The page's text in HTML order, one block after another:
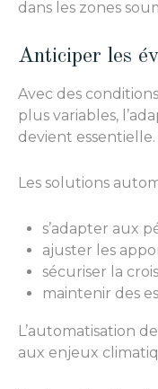
dans les zones
Anticiper les
Avec des
plus variables,
devient essentielle.
Les solutions
s’adapter aux
ajuster les
sécuriser la
maintenir des
L’automatisation
aux enjeux